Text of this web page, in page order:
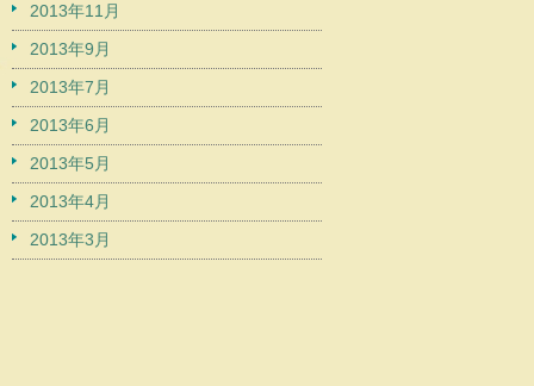
2013年11月
2013年9月
2013年7月
2013年6月
2013年5月
2013年4月
2013年3月